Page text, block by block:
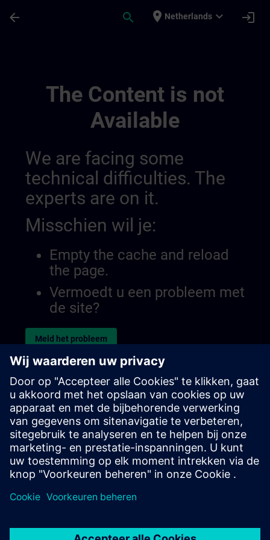
arrow_back search place Netherlands expand_more login
The Content is not
Available
We are facing some
technical difficulties. The
experts are on it.
Misschien wil je:
Empty the cache and reload
the page.
Vermoedt u een probleem met
de site?
Meld het probleem